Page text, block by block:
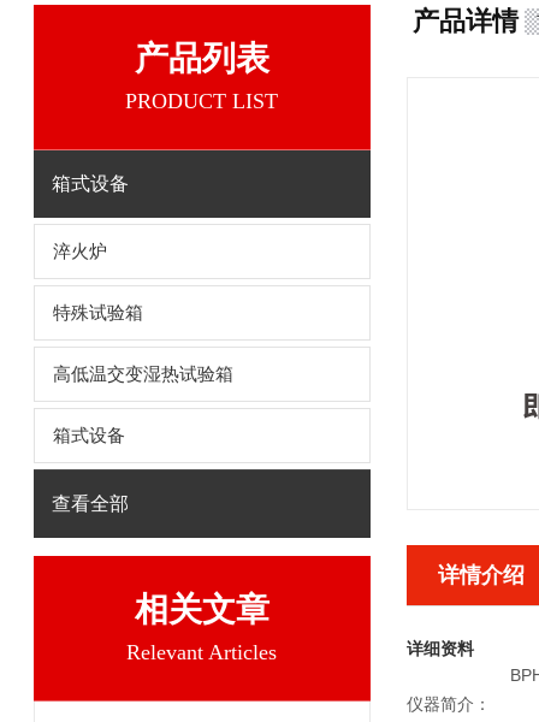
产品列表
PRODUCT LIST
箱式设备
淬火炉
特殊试验箱
高低温交变湿热试验箱
箱式设备
查看全部
相关文章
Relevant Articles
产品详情
详情介绍
详细资料
仪器简介：